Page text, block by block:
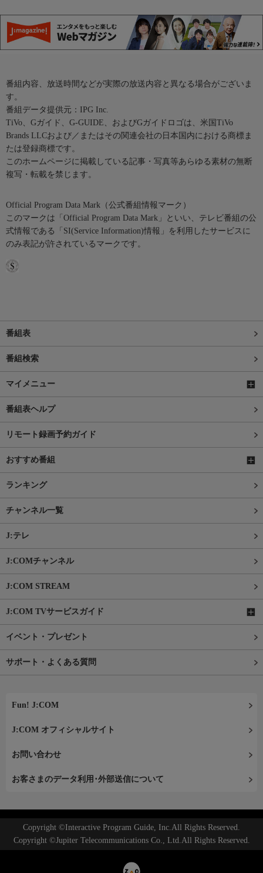
番組内容、放送時間などが実際の放送内容と異なる場合がございま
す。
番組データ提供元：IPG Inc.
TiVo、Gガイド、G-GUIDE、およびGガイドロゴは、米国TiVo
Brands LLCおよび／またはその関連会社の日本国内における商標ま
たは登録商標です。
このホームページに掲載している記事・写真等あらゆる素材の無断
複写・転載を禁じます。
Official Program Data Mark（公式番組情報マーク）
このマークは「Official Program Data Mark」といい、テレビ番組の公
式情報である「SI(Service Information)情報」を利用したサービスに
のみ表記が許されているマークです。
番組表
番組検索
マイメニュー
番組表ヘルプ
リモート録画予約ガイド
おすすめ番組
ランキング
チャンネル一覧
J:テレ
J:COMチャンネル
J:COM STREAM
J:COM TVサービスガイド
イベント・プレゼント
サポート・よくある質問
Fun! J:COM
J:COM オフィシャルサイト
お問い合わせ
お客さまのデータ利用･外部送信について
Copyright ©Interactive Program Guide, Inc.All Rights Reserved.
Copyright ©Jupiter Telecommunications Co., Ltd.All Rights Reserved.